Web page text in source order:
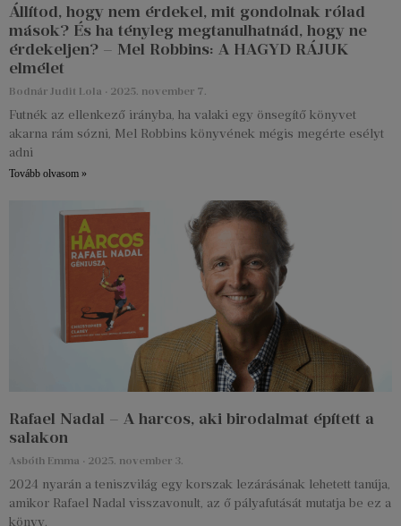
Állítod, hogy nem érdekel, mit gondolnak rólad
mások? És ha tényleg megtanulhatnád, hogy ne
érdekeljen? – Mel Robbins: A HAGYD RÁJUK
elmélet
Bodnár Judit Lola 2025. november 7.
Futnék az ellenkező irányba, ha valaki egy önsegítő könyvet
akarna rám sózni, Mel Robbins könyvének mégis megérte esélyt
adni
Tovább olvasom »
Rafael Nadal – A harcos, aki birodalmat épített a
salakon
Asbóth Emma 2025. november 3.
2024 nyarán a teniszvilág egy korszak lezárásának lehetett tanúja,
amikor Rafael Nadal visszavonult, az ő pályafutását mutatja be ez a
könyv.